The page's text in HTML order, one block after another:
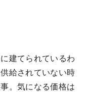
建てられているわ
給されていない時
。気になる価格は